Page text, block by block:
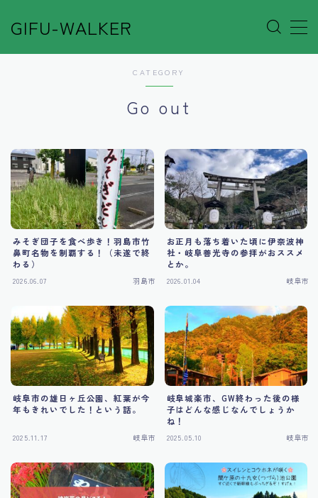
GIFU-WALKER
MENU
Event
Go out
Others
Tourism
CATEGORY
Go out
みそぎ団子を食べ歩き！羽島市竹
鼻町名物を制覇する！（未遂で終
わる）
2026.06.07 羽島市
お正月も落ち着いた頃に伊奈波神
社・岐阜善光寺の参拝がおススメ
とか。
2026.01.04 岐阜市
岐阜市の雄日ヶ丘公園、紅葉が今
年もきれいでした！という話。
2025.11.17 岐阜市
岐阜城楽市、GW終わった後の様
子はどんな感じなんでしょうか
ね！
2025.05.10 岐阜市